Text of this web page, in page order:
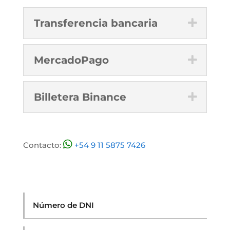
Transferencia bancaria
MercadoPago
Billetera Binance
Contacto: +54 9 11 5875 7426